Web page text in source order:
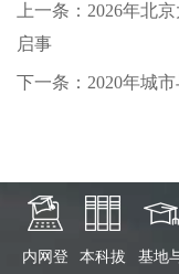
上一条：2026年北
启事
下一条：2020年城
内网登
本科拔
基地